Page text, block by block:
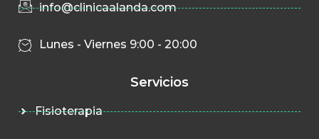
info@clinicaalanda.com
Lunes - Viernes 9:00 - 20:00
Servicios
Fisioterapia